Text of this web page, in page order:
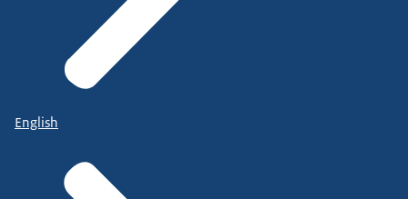
English